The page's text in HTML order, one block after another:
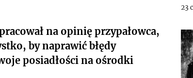
na opinię przypałowca,
by naprawić błędy
posiadłości na ośrodki
23